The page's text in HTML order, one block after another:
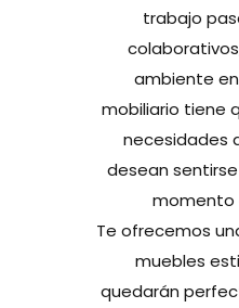
trabajo
ambiente
mobiliario tiene
necesidades
desean
momento
Te ofrecemos
muebles
quedarán